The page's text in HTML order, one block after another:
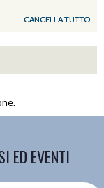
CANCELLA TUTTO
ED EVENTI